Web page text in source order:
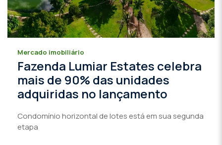
Mercado imobiliário
Fazenda Lumiar Estates celebra
mais de 90% das unidades
adquiridas no lançamento
Condomínio horizontal de lotes está em sua segunda
etapa